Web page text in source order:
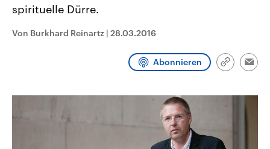
Sendungen Programm
spirituelle Dürre.
Von Burkhard Reinartz | 28.03.2016
Abonnieren
Link